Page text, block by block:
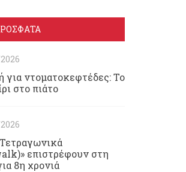
για ντοματοκεφτέδες: Το
στο πιάτο
επιστρέφουν στη
8η χρονιά